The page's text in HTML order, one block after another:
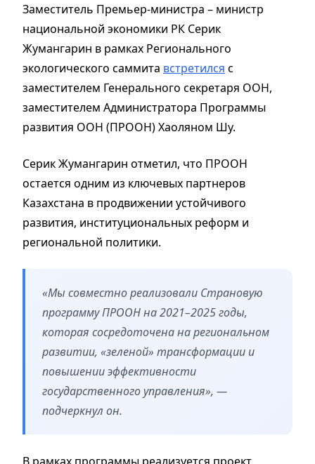
Заместитель Премьер-министра – министр
национальной экономики РК Серик
Жумангарин в рамках Регионального
экологического саммита встретился с
заместителем Генерального секретаря ООН,
заместителем Администратора Программы
развития ООН (ПРООН) Хаоляном Шу.
Серик Жумангарин отметил, что ПРООН
остается одним из ключевых партнеров
Казахстана в продвижении устойчивого
развития, институциональных реформ и
региональной политики.
«Мы совместно реализовали Страновую
программу ПРООН на 2021–2025 годы,
которая сосредоточена на региональном
развитии, «зеленой» трансформации и
повышении эффективности
государственного управления», —
подчеркнул он.